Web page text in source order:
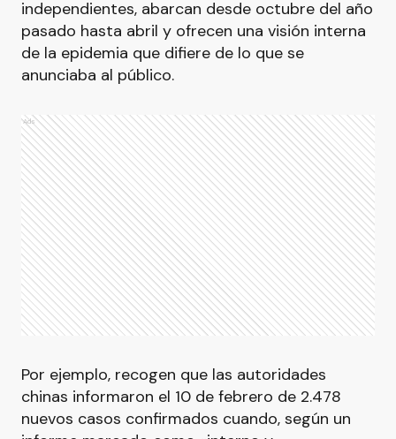
independientes, abarcan desde octubre del año
pasado hasta abril y ofrecen una visión interna
de la epidemia que difiere de lo que se
anunciaba al público.
Ads
Por ejemplo, recogen que las autoridades
chinas informaron el 10 de febrero de 2.478
nuevos casos confirmados cuando, según un